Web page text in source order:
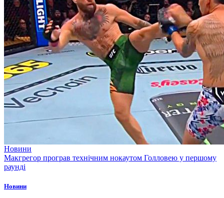
Новини
Макгрегор програв технічним нокаутом Голловею у першому
раунді
Новини